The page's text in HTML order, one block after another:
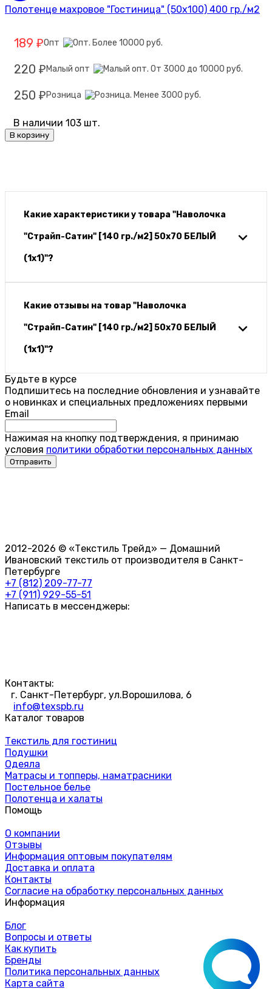
Полотенце махровое "Гостиница" (50х100) 400 гр./м2
189 ₽Опт
220 ₽ Малый опт
250 ₽ Розница
В наличии 103 шт.
В корзину
Какие характеристики у товара "Наволочка
"Страйп-Сатин" [140 гр./м2] 50х70 БЕЛЫЙ
(1х1)"?
Какие отзывы на товар "Наволочка
"Страйп-Сатин" [140 гр./м2] 50х70 БЕЛЫЙ
(1х1)"?
Будьте в курсе
Подпишитесь на последние обновления и узнавайте
о новинках и специальных предложениях первыми
Email
Нажимая на кнопку подтверждения, я принимаю
условия политики обработки персональных данных
2012-2026 © «Текстиль Трейд» — Домашний
Ивановский текстиль от производителя в Санкт-
Петербурге
+7 (812) 209-77-77
+7 (911) 929-55-51
Написать в мессенджеры:
Контакты:
г. Санкт-Петербург, ул.Ворошилова, 6
info@texspb.ru
Каталог товаров
Текстиль для гостиниц
Подушки
Одеяла
Матрасы и топперы, наматрасники
Постельное белье
Полотенца и халаты
Помощь
О компании
Отзывы
Информация оптовым покупателям
Доставка и оплата
Контакты
Согласие на обработку персональных данных
Информация
Блог
Вопросы и ответы
Как купить
Бренды
Политика персональных данных
Карта сайта